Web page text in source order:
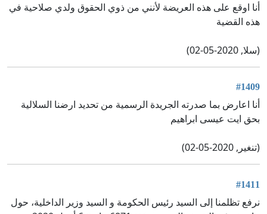
أنا اوقع على هذه العريضة لأنني من ذوي الحقوق ولدي صلاحية في
هذه القضية
(سلا, 2020-05-02)
#1409
أنا اعارض بما صدرته الجريدة الرسمية من تحديد ارضنا السلالية
بحق ايت عيسى ابراهيم
(تنغير, 2020-05-02)
#1411
نرفع تظلمنا إلى السيد رئيس الحكومة و السيد وزير الداخلية، حول